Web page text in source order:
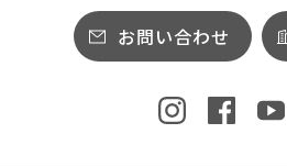
お問い合わせ